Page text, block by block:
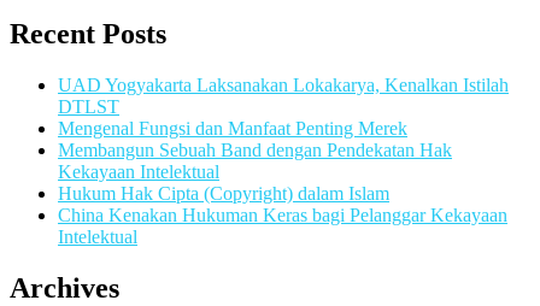
Recent Posts
UAD Yogyakarta Laksanakan Lokakarya, Kenalkan Istilah
DTLST
Mengenal Fungsi dan Manfaat Penting Merek
Membangun Sebuah Band dengan Pendekatan Hak
Kekayaan Intelektual
Hukum Hak Cipta (Copyright) dalam Islam
China Kenakan Hukuman Keras bagi Pelanggar Kekayaan
Intelektual
Archives